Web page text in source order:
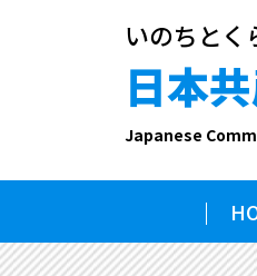
いのちとく
日本
Japanese